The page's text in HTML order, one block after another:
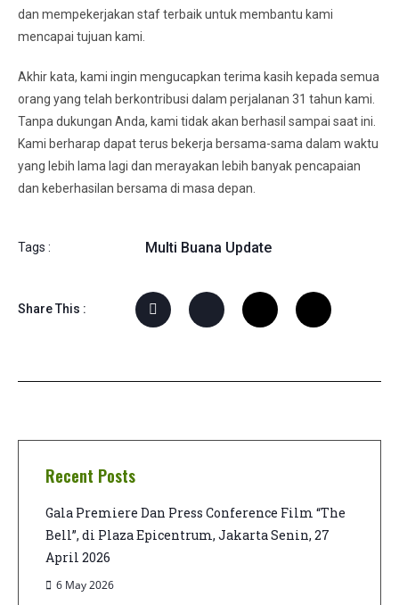
dan mempekerjakan staf terbaik untuk membantu kami
mencapai tujuan kami.
Akhir kata, kami ingin mengucapkan terima kasih kepada semua
orang yang telah berkontribusi dalam perjalanan 31 tahun kami.
Tanpa dukungan Anda, kami tidak akan berhasil sampai saat ini.
Kami berharap dapat terus bekerja bersama-sama dalam waktu
yang lebih lama lagi dan merayakan lebih banyak pencapaian
dan keberhasilan bersama di masa depan.
Tags : Multi Buana Update
Share This :
Recent Posts
Gala Premiere Dan Press Conference Film “The
Bell”, di Plaza Epicentrum, Jakarta Senin, 27
April 2026
6 May 2026